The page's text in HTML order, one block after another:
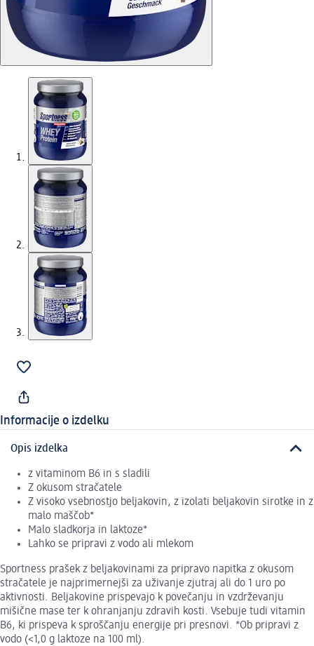
Informacije o izdelku
Opis izdelka
z vitaminom B6 in s sladili
Z okusom stračatele
Z visoko vsebnostjo beljakovin, z izolati beljakovin sirotke in z
malo maščob*
Malo sladkorja in laktoze*
Lahko se pripravi z vodo ali mlekom
Sportness prašek z beljakovinami za pripravo napitka z okusom
stračatele je najprimernejši za uživanje zjutraj ali do 1 uro po
aktivnosti. Beljakovine prispevajo k povečanju in vzdrževanju
mišične mase ter k ohranjanju zdravih kosti. Vsebuje tudi vitamin
B6, ki prispeva k sproščanju energije pri presnovi. *Ob pripravi z
vodo (<1,0 g laktoze na 100 ml).